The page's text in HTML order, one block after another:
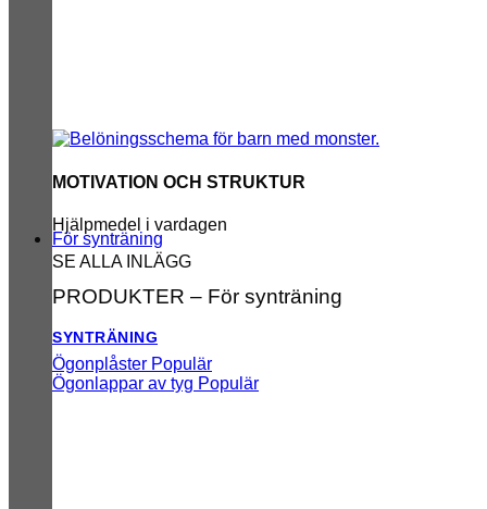
MOTIVATION OCH STRUKTUR
Hjälpmedel i vardagen
SE ALLA INLÄGG
För synträning
PRODUKTER – För synträning
SYNTRÄNING
Ögonplåster
Ögonlappar av tyg